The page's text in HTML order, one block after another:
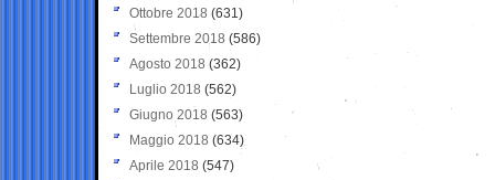
Ottobre 2018 (631)
Settembre 2018 (586)
Agosto 2018 (362)
Luglio 2018 (562)
Giugno 2018 (563)
Maggio 2018 (634)
Aprile 2018 (547)